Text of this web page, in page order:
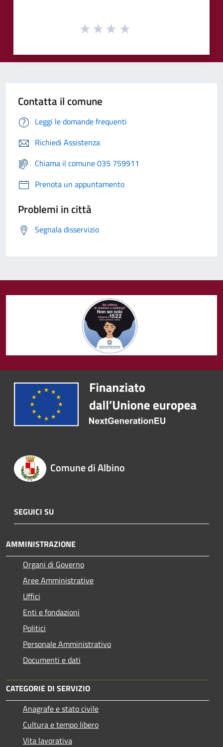
Contatta il comune
Leggi le domande frequenti
Richiedi Assistenza
Chiama il comune 035 759911
Prenota un appuntamento
Problemi in città
Segnala disservizio
Comune di Albino
SEGUICI SU
AMMINISTRAZIONE
Organi di Governo
Aree Amministrative
Uffici
Enti e fondazioni
Politici
Personale Amministrativo
Documenti e dati
CATEGORIE DI SERVIZIO
Anagrafe e stato civile
Cultura e tempo libero
Vita lavorativa